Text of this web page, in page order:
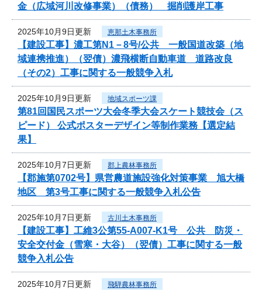
金（広域河川改修事業）（債務） 掘削護岸工事
2025年10月9日更新 恵那土木事務所
【建設工事】濃工第N1－8号/公共 一般国道改築（地
域連携推進）（翌債）濃飛横断自動車道 道路改良
（その2）工事に関する一般競争入札
2025年10月9日更新 地域スポーツ課
第81回国民スポーツ大会冬季大会スケート競技会（ス
ピード） 公式ポスターデザイン等制作業務【選定結
果】
2025年10月7日更新 郡上農林事務所
【郡施第0702号】県営農道施設強化対策事業 旭大橋
地区 第3号工事に関する一般競争入札公告
2025年10月7日更新 古川土木事務所
【建設工事】工維3公第55-A007-K1号 公共 防災・
安全交付金（雪寒・大谷）（翌債）工事に関する一般
競争入札公告
2025年10月7日更新 飛騨農林事務所